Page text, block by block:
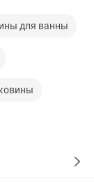
для ванны